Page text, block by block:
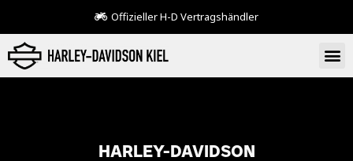
Offizieller H-D Vertragshändler
HARLEY-DAVIDSON